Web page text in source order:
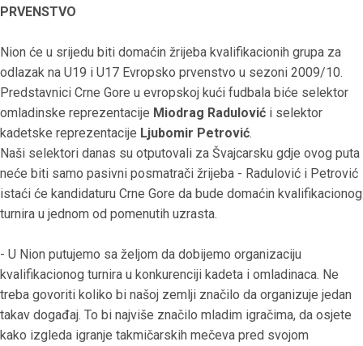
PRVENSTVO
Nion će u srijedu biti domaćin žrijeba kvalifikacionih grupa za
odlazak na U19 i U17 Evropsko prvenstvo u sezoni 2009/10.
Predstavnici Crne Gore u evropskoj kući fudbala biće selektor
omladinske reprezentacije Miodrag Radulović i selektor
kadetske reprezentacije Ljubomir Petrović.
Naši selektori danas su otputovali za Švajcarsku gdje ovog puta
neće biti samo pasivni posmatrači žrijeba - Radulović i Petrović
istaći će kandidaturu Crne Gore da bude domaćin kvalifikacionog
turnira u jednom od pomenutih uzrasta.
- U Nion putujemo sa željom da dobijemo organizaciju
kvalifikacionog turnira u konkurenciji kadeta i omladinaca. Ne
treba govoriti koliko bi našoj zemlji značilo da organizuje jedan
takav događaj. To bi najviše značilo mladim igračima, da osjete
kako izgleda igranje takmičarskih mečeva pred svojom